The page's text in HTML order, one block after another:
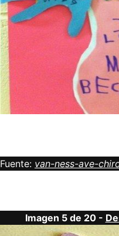
Fuente: van-ness-ave-
Imagen 5 de 20 -